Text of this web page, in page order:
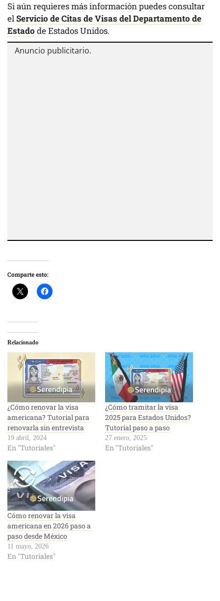
Si aún requieres más información puedes consultar
elServicio de Citas de Visas del Departamento de
Estado de Estados Unidos.
Comparte esto:
Relacionado
¿Cómo renovar la visa
americana? Tutorial para
renovarla sin entrevista
19 abril, 2024
En "Tutoriales"
¿Cómo tramitar la visa
2025 para Estados Unidos?
Tutorial paso a paso
27 enero, 2025
En "Tutoriales"
Cómo renovar la visa
americana en 2026 paso a
paso desde México
11 mayo, 2026
En "Tutoriales"